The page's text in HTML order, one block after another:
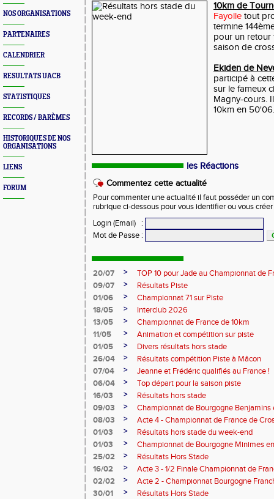
NOS ORGANISATIONS
PARTENAIRES
CALENDRIER
RESULTATS UACB
STATISTIQUES
RECORDS / BARÈMES
HISTORIQUES DE NOS
ORGANISATIONS
LIENS
FORUM
10km de
Fayolle tout
termine
pour un retour
saison de
Ekiden de
participé à
sur le fameux
Magny-cours.
10km en 50'06.
les Réactions
Commentez cette actualité
Pour commenter une actualité il faut posséder un
rubrique ci-dessous pour vous identifier ou vous
Login (Email)
:
Mot de Passe :
20/07 >
TOP 10 pour Jade au Championnat de
09/07
>
Résultats Piste
01/06
>
Championnat 71 sur Piste
18/05
>
Interclub 2026
13/05
>
Championnat de France de 10km
11/05
>
Animation et compétition sur piste
01/05
>
Divers résultats hors stade
26/04
>
Résultats compétition Piste à Mâcon
07/04
>
Jeanne et Frédéric qualifiés au France !
06/04
>
Top départ pour la saison piste
16/03
>
Résultats hors stade
09/03
>
Championnat de Bourgogne Benjamins
08/03
>
Acte 4 - Championnat de France de
01/03
>
Résultats hors stade du week-end
01/03
>
Championnat de Bourgogne Minimes
25/02
>
Résultats Hors Stade
16/02
>
Acte 3 - 1/2 Finale Championnat de
02/02
>
Acte 2 - Championnat Bourgogne
30/01
>
Résultats Hors Stade